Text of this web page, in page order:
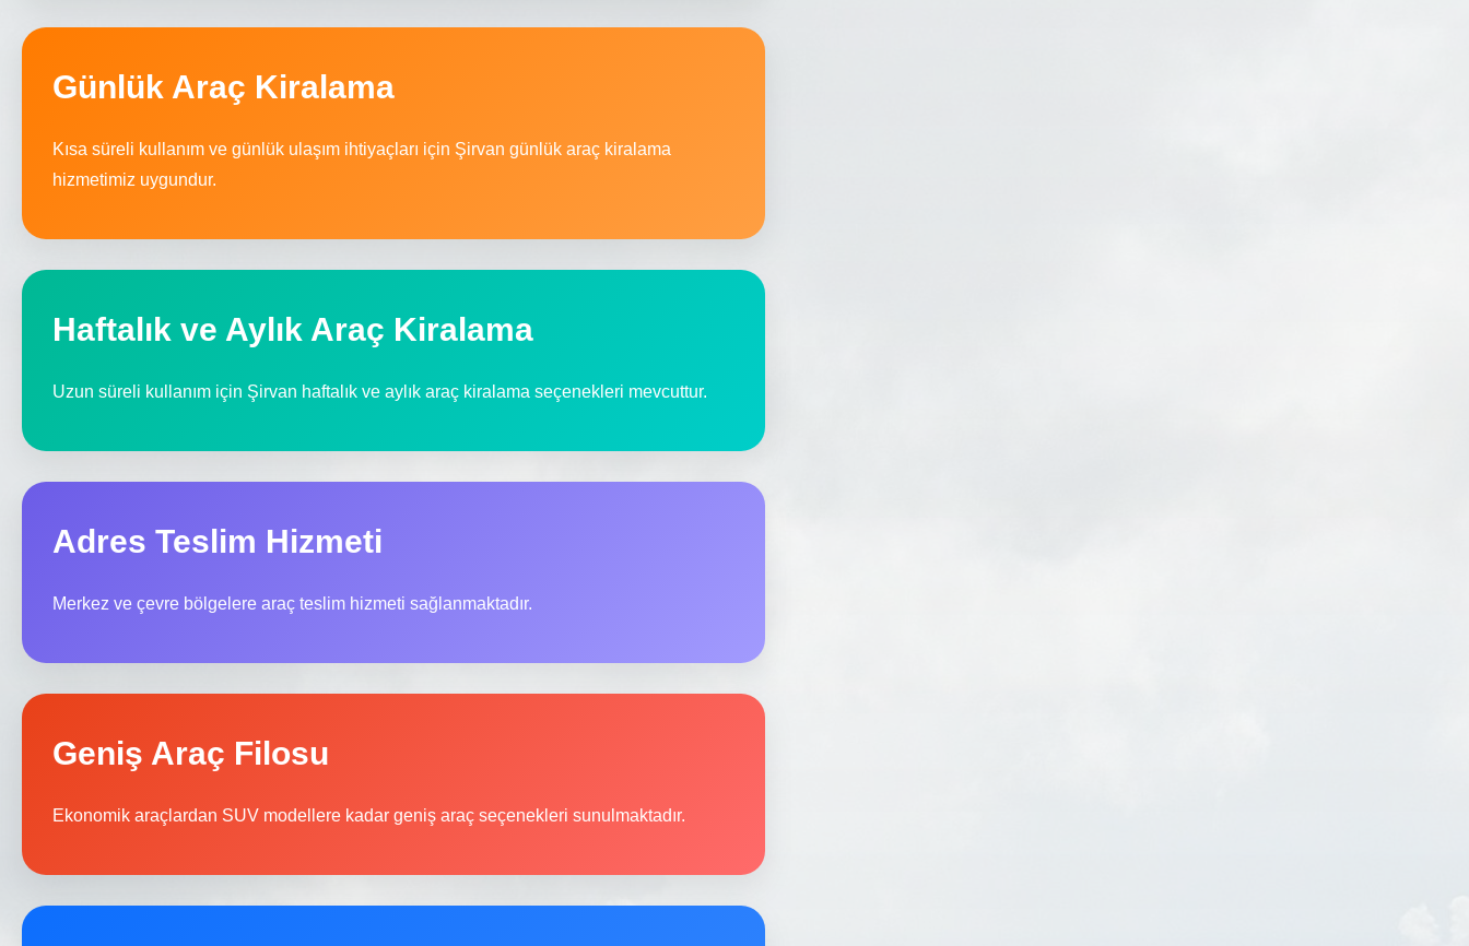
Günlük Araç Kiralama
Kısa süreli kullanım ve günlük ulaşım ihtiyaçları için Şirvan günlük araç kiralama
hizmetimiz uygundur.
Haftalık ve Aylık Araç Kiralama
Uzun süreli kullanım için Şirvan haftalık ve aylık araç kiralama seçenekleri mevcuttur.
Adres Teslim Hizmeti
Merkez ve çevre bölgelere araç teslim hizmeti sağlanmaktadır.
Geniş Araç Filosu
Ekonomik araçlardan SUV modellere kadar geniş araç seçenekleri sunulmaktadır.